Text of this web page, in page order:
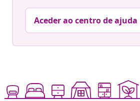
Aceder ao centro de ajuda